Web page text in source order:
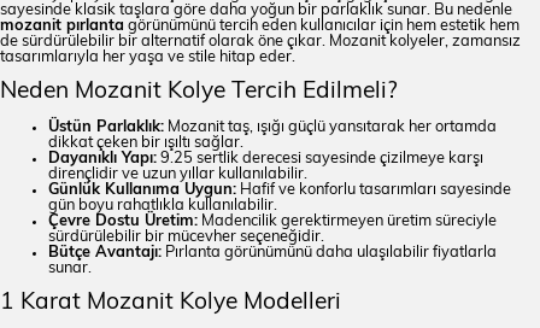
sayesinde klasik taşlara göre daha yoğun bir parlaklık sunar. Bu nedenle
mozanit pırlanta görünümünü tercih eden kullanıcılar için hem estetik hem
de sürdürülebilir bir alternatif olarak öne çıkar. Mozanit kolyeler, zamansız
tasarımlarıyla her yaşa ve stile hitap eder.
Neden Mozanit Kolye Tercih Edilmeli?
Üstün Parlaklık: Mozanit taş, ışığı güçlü yansıtarak her ortamda
dikkat çeken bir ışıltı sağlar.
Dayanıklı Yapı: 9.25 sertlik derecesi sayesinde çizilmeye karşı
dirençlidir ve uzun yıllar kullanılabilir.
Günlük Kullanıma Uygun: Hafif ve konforlu tasarımları sayesinde
gün boyu rahatlıkla kullanılabilir.
Çevre Dostu Üretim: Madencilik gerektirmeyen üretim süreciyle
sürdürülebilir bir mücevher seçeneğidir.
Bütçe Avantajı: Pırlanta görünümünü daha ulaşılabilir fiyatlarla
sunar.
1 Karat Mozanit Kolye Modelleri